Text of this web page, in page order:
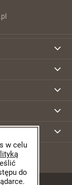
w celu
do